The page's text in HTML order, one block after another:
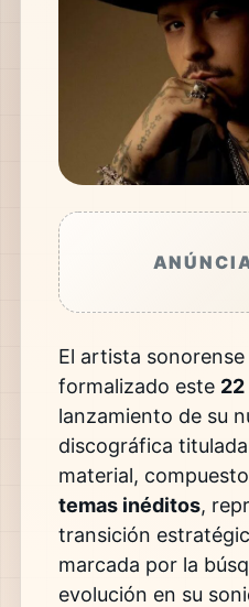
El artista sonorense
formalizado este 22
lanzamiento de su
discográfica titulada
material,
temas inéditos,
transición
marcada por la
evolución en su